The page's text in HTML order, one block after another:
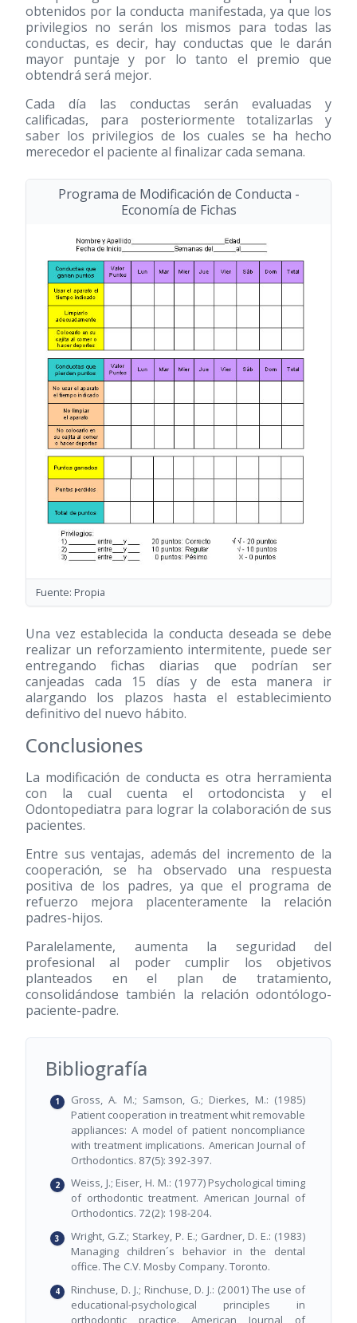
obtenidos por la conducta manifestada, ya que los
privilegios no serán los mismos para todas las
conductas, es decir, hay conductas que le darán
mayor puntaje y por lo tanto el premio que
obtendrá será mejor.
Cada día las conductas serán evaluadas y
calificadas, para posteriormente totalizarlas y
saber los privilegios de los cuales se ha hecho
merecedor el paciente al finalizar cada semana.
Programa de Modificación de Conducta -
Economía de Fichas
Fuente: Propia
Una vez establecida la conducta deseada se debe
realizar un reforzamiento intermitente, puede ser
entregando fichas diarias que podrían ser
canjeadas cada 15 días y de esta manera ir
alargando los plazos hasta el establecimiento
definitivo del nuevo hábito.
Conclusiones
La modificación de conducta es otra herramienta
con la cual cuenta el ortodoncista y el
Odontopediatra para lograr la colaboración de sus
pacientes.
Entre sus ventajas, además del incremento de la
cooperación, se ha observado una respuesta
positiva de los padres, ya que el programa de
refuerzo mejora placenteramente la relación
padres-hijos.
Paralelamente, aumenta la seguridad del
profesional al poder cumplir los objetivos
planteados en el plan de tratamiento,
consolidándose también la relación odontólogo-
paciente-padre.
Bibliografía
Gross, A. M.; Samson, G.; Dierkes, M.: (1985)
Patient cooperation in treatment whit removable
appliances: A model of patient noncompliance
with treatment implications. American Journal of
Orthodontics. 87(5): 392-397.
Weiss, J.; Eiser, H. M.: (1977) Psychological timing
of orthodontic treatment. American Journal of
Orthodontics. 72(2): 198-204.
Wright, G.Z.; Starkey, P. E.; Gardner, D. E.: (1983)
Managing children´s behavior in the dental
office. The C.V. Mosby Company. Toronto.
Rinchuse, D. J.; Rinchuse, D. J.: (2001) The use of
educational-psychological principles in
orthodontic practice. American Journal of